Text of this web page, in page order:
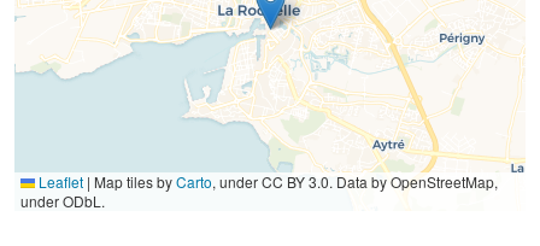
Leaflet | Map tiles byCarto, under CC BY 3.0. Data by OpenStreetMap,
under ODbL.